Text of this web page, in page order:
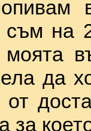
съм на
да
от
за